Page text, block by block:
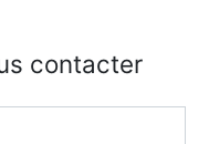
contacter